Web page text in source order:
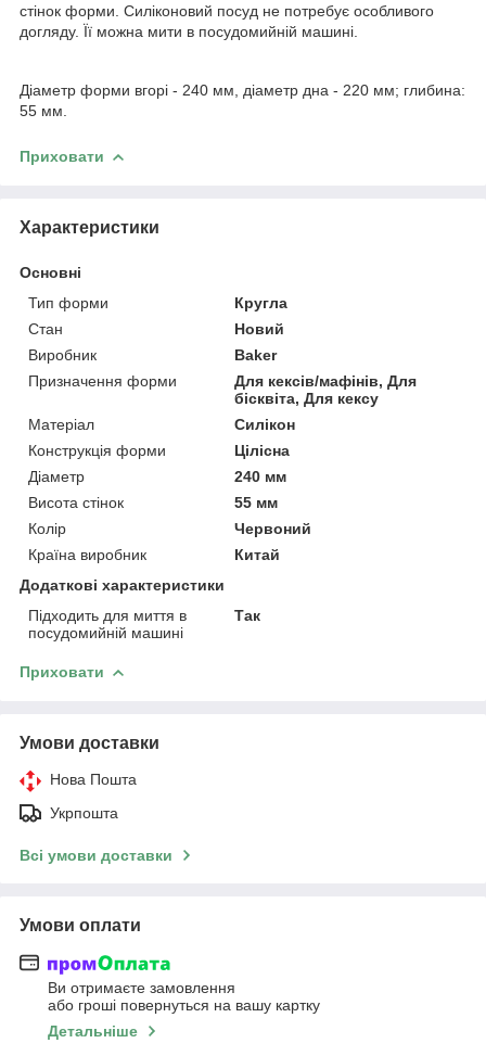
стінок форми. Силіконовий посуд не потребує особливого
догляду. Її можна мити в посудомийній машині.
Діаметр форми вгорі - 240 мм, діаметр дна - 220 мм; глибина:
55 мм.
Приховати
Характеристики
Основні
Тип форми
Кругла
Стан
Новий
Виробник
Baker
Призначення форми
Для кексів/мафінів, Для
бісквіта, Для кексу
Матеріал
Силікон
Конструкція форми
Цілісна
Діаметр
240 мм
Висота стінок
55 мм
Колір
Червоний
Країна виробник
Китай
Додаткові характеристики
Підходить для миття в
посудомийній машині
Так
Приховати
Умови доставки
Нова Пошта
Укрпошта
Всі умови доставки
Умови оплати
Ви отримаєте замовлення
або гроші повернуться на вашу картку
Детальніше